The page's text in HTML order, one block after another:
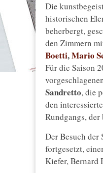
Die
historischen
beherbergt,
den Zimmern
Boetti,Mario
Für die Saison
Sandretto, die
den
Rundgangs,
Der Besuch
fortgesetzt,
Kiefer, Bernard